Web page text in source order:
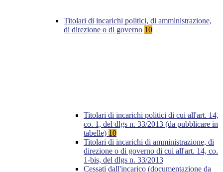
Titolari di incarichi politici, di amministrazione,
di direzione o di governo 10
Titolari di incarichi politici di cui all'art. 14,
co. 1, del dlgs n. 33/2013 (da pubblicare in
tabelle) 10
Titolari di incarichi di amministrazione, di
direzione o di governo di cui all'art. 14, co.
1-bis, del dlgs n. 33/2013
Cessati dall'incarico (documentazione da